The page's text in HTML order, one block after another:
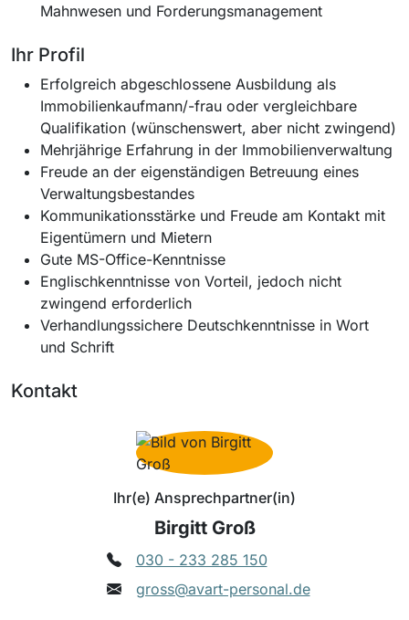
Mahnwesen und Forderungsmanagement
Ihr Profil
Erfolgreich abgeschlossene Ausbildung als
Immobilienkaufmann/-frau oder vergleichbare
Qualifikation (wünschenswert, aber nicht zwingend)
Mehrjährige Erfahrung in der Immobilienverwaltung
Freude an der eigenständigen Betreuung eines
Verwaltungsbestandes
Kommunikationsstärke und Freude am Kontakt mit
Eigentümern und Mietern
Gute MS-Office-Kenntnisse
Englischkenntnisse von Vorteil, jedoch nicht
zwingend erforderlich
Verhandlungssichere Deutschkenntnisse in Wort
und Schrift
Kontakt
Ihr(e) Ansprechpartner(in)
Birgitt Groß
030 - 233 285 150
gross@avart-personal.de